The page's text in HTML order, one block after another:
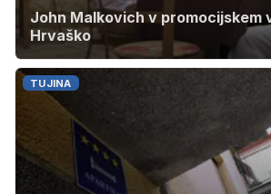
John Malkovich v promocijskem
Hrvaško
TUJINA